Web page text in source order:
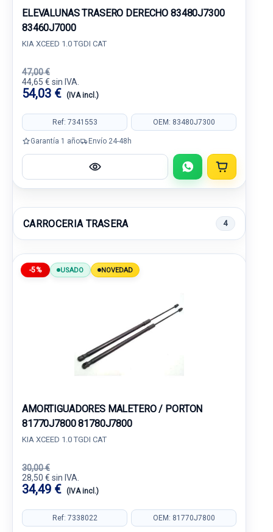
ELEVALUNAS TRASERO DERECHO 83480J7300
83460J7000
KIA XCEED 1.0 TGDI CAT
47,00 €
44,65 € sin IVA.
54,03 € (IVA incl.)
Ref: 7341553 OEM: 83480J7300
Garantía 1 año Envío 24-48h
CARROCERIA TRASERA 4
-5% USADO NOVEDAD
AMORTIGUADORES MALETERO / PORTON
81770J7800 81780J7800
KIA XCEED 1.0 TGDI CAT
30,00 €
28,50 € sin IVA.
34,49 € (IVA incl.)
Ref: 7338022 OEM: 81770J7800